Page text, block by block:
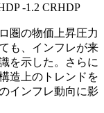
-1.2 CRHDP
圏の物価上昇圧力
も、インフレが来
を示した。さらに
造上のトレンドを
インフレ動向に影